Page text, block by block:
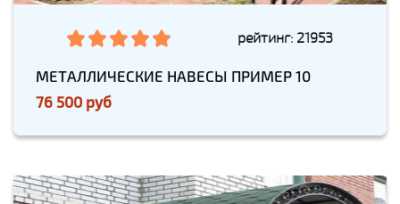
рейтинг: 21953
МЕТАЛЛИЧЕСКИЕ НАВЕСЫ ПРИМЕР 10
76 500 руб